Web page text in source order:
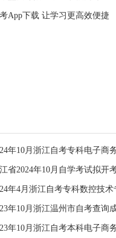
App下载 让学习更高效便捷
年10月浙江自考专科电子商
省2024年10月自学考试拟开
年4月浙江自考专科数控技术
年10月浙江温州市自考查询
年10月浙江自考本科电子商